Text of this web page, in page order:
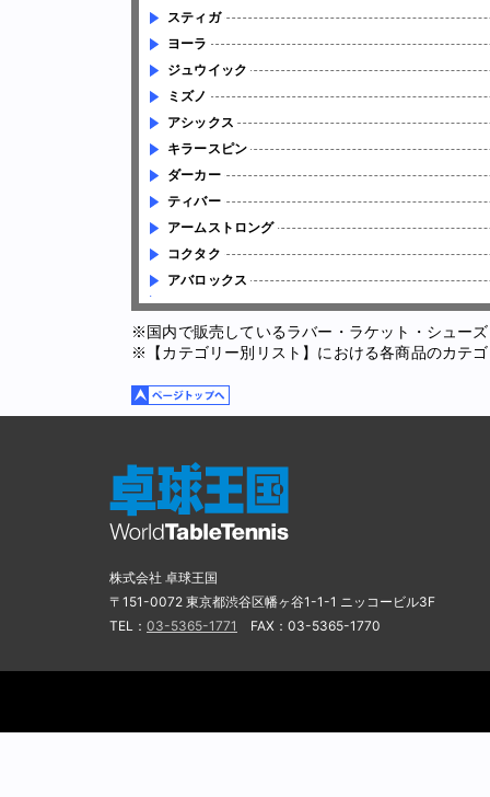
スティガ
ヨーラ
ジュウイック
ミズノ
アシックス
キラースピン
ダーカー
ティバー
アームストロング
コクタク
アバロックス
※国内で販売しているラバー・ラケット・シュー
※【カテゴリー別リスト】における各商品のカテ
株式会社 卓球王国
〒151-0072 東京都渋谷区幡ヶ谷1-1-1 ニッコービル3F
TEL： 03-5365-1771 FAX：03-5365-1770